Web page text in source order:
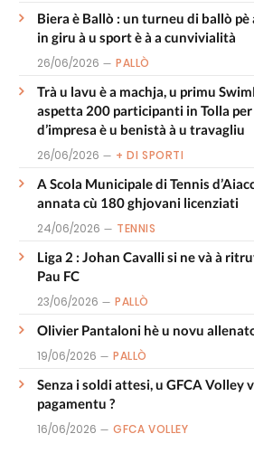
Biera è Ballò : un turneu di ballò pè
in giru à u sport è à a cunvivialità
26/06/2026 PALLÒ
Trà u lavu è a machja, u primu
aspetta 200 participanti in Tolla
d’impresa è u benistà à u travagliu
26/06/2026 + DI SPORTI
A Scola Municipale di Tennis
annata cù 180 ghjovani licenziati
24/06/2026 TENNIS
Liga 2 : Johan Cavalli si ne và à
Pau FC
23/06/2026 PALLÒ
Olivier Pantaloni hè u novu
19/06/2026 PALLÒ
Senza i soldi attesi, u GFCA Volley
pagamentu ?
16/06/2026 GFCA VOLLEY